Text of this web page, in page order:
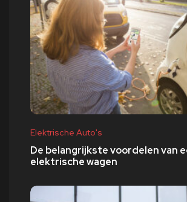
Elektrische Auto's
De belangrijkste voordelen van
elektrische wagen